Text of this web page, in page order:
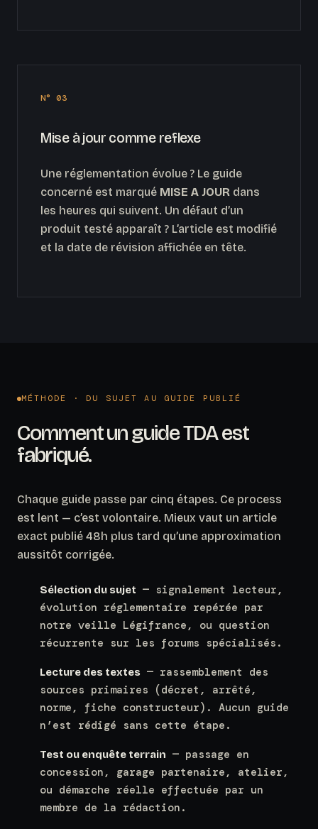
N° 03
Mise à jour comme reflexe
Une réglementation évolue ? Le guide
concerné est marqué MISE A JOUR dans
les heures qui suivent. Un défaut d’un
produit testé apparaît ? L’article est modifié
et la date de révision affichée en tête.
MÉTHODE · DU SUJET AU GUIDE PUBLIÉ
Comment un guide TDA est
fabriqué.
Chaque guide passe par cinq étapes. Ce process
est lent — c’est volontaire. Mieux vaut un article
exact publié 48h plus tard qu’une approximation
aussitôt corrigée.
Sélection du sujet — signalement lecteur,
évolution réglementaire repérée par
notre veille Légifrance, ou question
récurrente sur les forums spécialisés.
Lecture des textes — rassemblement des
sources primaires (décret, arrêté,
norme, fiche constructeur). Aucun guide
n’est rédigé sans cette étape.
Test ou enquête terrain — passage en
concession, garage partenaire, atelier,
ou démarche réelle effectuée par un
membre de la rédaction.